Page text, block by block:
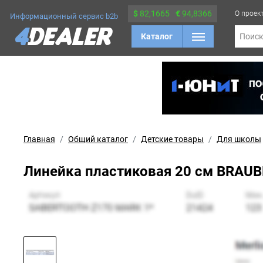
Информационный сервис b2b $ 82,1665 €94,8366
Каталог
О
Поиск
Главная Общий каталог Детские товары Для школы
Линейка пластиковая 20 см